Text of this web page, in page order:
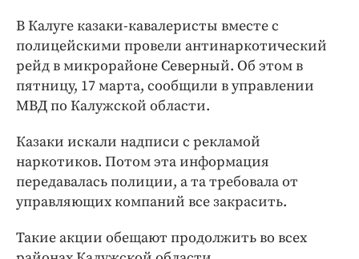
Издания
Медиаперсона
Интересное чтиво
Клиника года
Бренд года
Работодатель года
В Калуге казаки-кавалеристы вместе с
полицейскими провели антинаркотический
рейд в микрорайоне Северный. Об этом в
пятницу, 17 марта, сообщили в управлении
МВД по Калужской области.
Казаки искали надписи с рекламой
наркотиков. Потом эта информация
передавалась полиции, а та требовала от
управляющих компаний все закрасить.
Такие акции обещают продолжить во всех